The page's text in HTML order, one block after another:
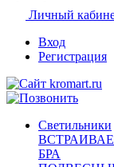
Личный
Вход
Регистрация
Светильники
БРА